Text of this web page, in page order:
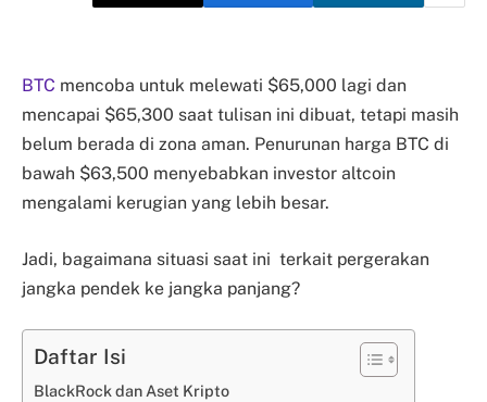
BTC mencoba untuk melewati $65,000 lagi dan
mencapai $65,300 saat tulisan ini dibuat, tetapi masih
belum berada di zona aman. Penurunan harga BTC di
bawah $63,500 menyebabkan investor altcoin
mengalami kerugian yang lebih besar.
Jadi, bagaimana situasi saat ini terkait pergerakan
jangka pendek ke jangka panjang?
Daftar Isi
BlackRock dan Aset Kripto